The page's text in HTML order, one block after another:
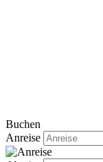
Buchen
Anreise